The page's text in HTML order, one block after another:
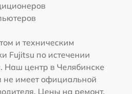
и техническим
Fujitsu по истечении
Наш центр в Челябинске
не имеет официальной
Цены на ремонт,